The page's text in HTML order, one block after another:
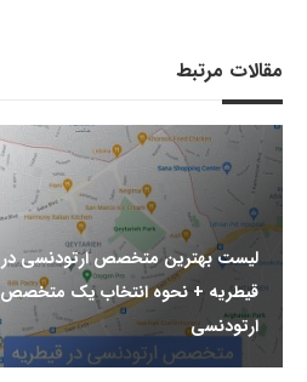
مقالات مرتبط
لیست بهترین متخصص ارتودنسی در
قیطریه + نحوه انتخاب یک متخصص
ارتودنسی